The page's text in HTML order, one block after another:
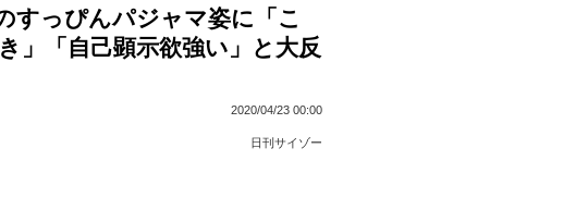
すっぴんパジャマ姿に「こ
」「自己顕示欲強い」と大反
2020/04/23 00:00
日刊サイゾー